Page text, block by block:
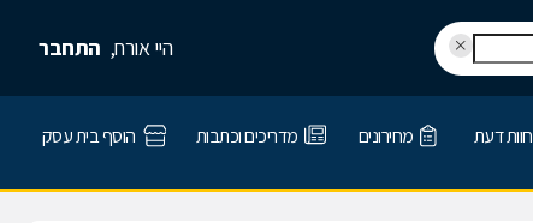
היי אורח, התחבר
חוות דעת מחירונים מדריכים וכתבות הוסף בית עסק